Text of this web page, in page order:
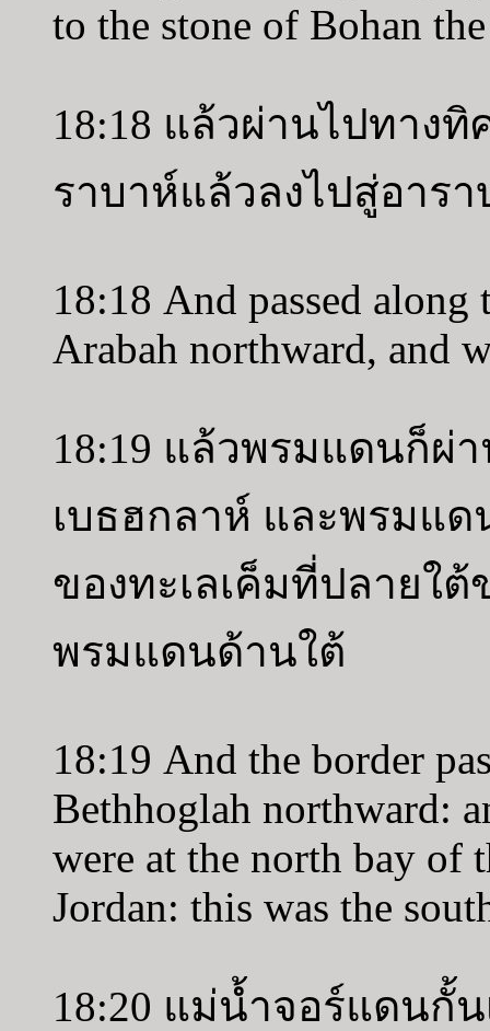
to the stone of Bohan
18:18 แล้วผ่านไปทาง
ราบาห์แล้วลงไปสู่อาร
18:18 And passed along
Arabah northward, and
18:19 แล้วพรมแดนก็ผ่
เบธฮกลาห์ และพรมแ
ของทะเลเค็มที่ปลายใ
พรมแดนด้านใต้
18:19 And the border
Bethhoglah northward:
were at the north bay of
Jordan: this was the
18:20 แม่น้ำจอร์แดนกั้